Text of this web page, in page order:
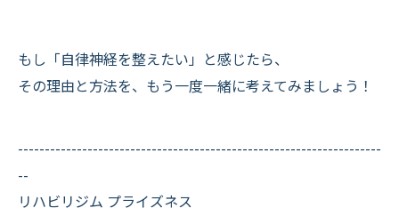
もし「自律神経を整えたい」と感じたら、
その理由と方法を、もう一度一緒に考えてみましょう！
--------------------------------------------------------------------
--
リハビリジム プライズネス